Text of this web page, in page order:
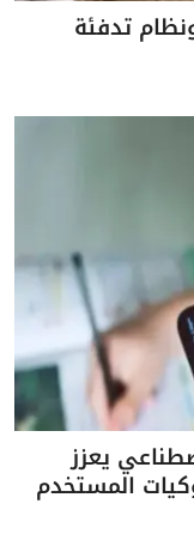
تدفئة
يعزز
المستخدم